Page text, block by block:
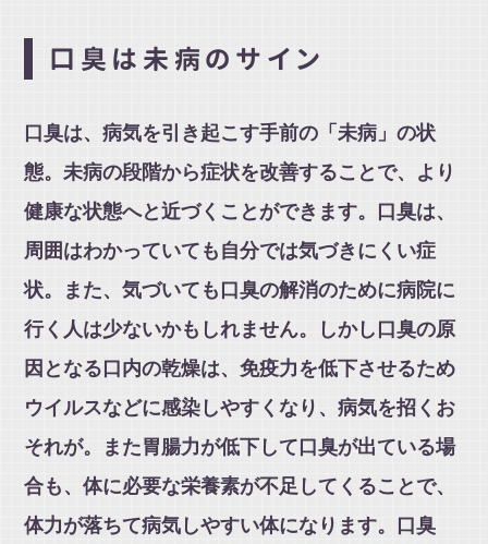
口臭は未病のサイン
口臭は、病気を引き起こす手前の「未病」の状
態。未病の段階から症状を改善することで、より
健康な状態へと近づくことができます。口臭は、
周囲はわかっていても自分では気づきにくい症
状。また、気づいても口臭の解消のために病院に
行く人は少ないかもしれません。しかし口臭の原
因となる口内の乾燥は、免疫力を低下させるため
ウイルスなどに感染しやすくなり、病気を招くお
それが。また胃腸力が低下して口臭が出ている場
合も、体に必要な栄養素が不足してくることで、
体力が落ちて病気しやすい体になります。口臭